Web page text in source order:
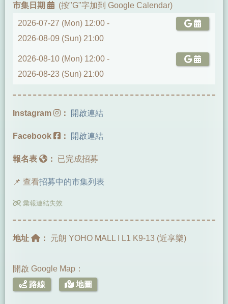
市集日期 (按"G"字加到 Google Calendar)
2026-07-27 (Mon) 12:00 -
2026-08-09 (Sun) 21:00
2026-08-10 (Mon) 12:00 -
2026-08-23 (Sun) 21:00
Instagram ： 開啟連結
Facebook ： 開啟連結
報名表 ： 已完成招募
📌 查看招募中的市集列表
彙報連結失效
地址 ： 元朗 YOHO MALL I L1 K9-13 (近享樂)
開啟 Google Map：
路線
地圖